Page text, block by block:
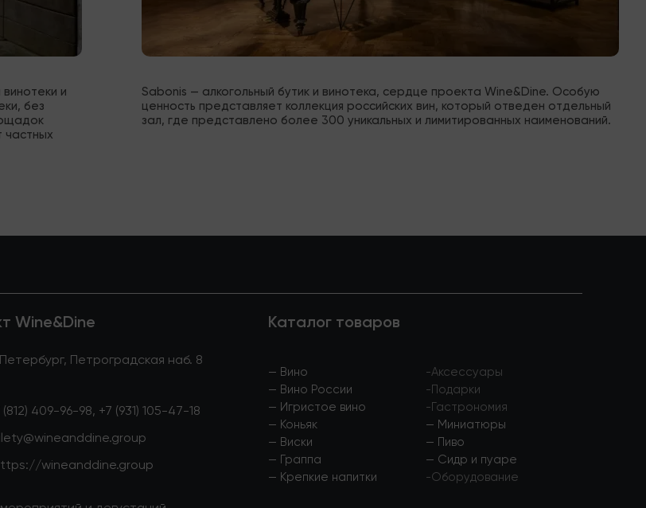
и
без
частных
Sabonis — алкогольный бутик и винотека, сердце проекта Wine&Dine. Особую
ценность представляет коллекция российских вин, который отведен отдельный
зал, где представлено более 300 уникальных и лимитированных наименований.
Wine&Dine
Петроградская наб. 8
(812) 409-96-98, +7 (931) 105-47-18
wineanddine.group
Каталог товаров
— Вино
— Вино России
— Игристое вино
— Коньяк
— Виски
— Граппа
— Крепкие напитки
-Аксессуары
-Подарки
-Гастрономия
— Миниатюры
— Пиво
— Сидр и пуаре
-Оборудование